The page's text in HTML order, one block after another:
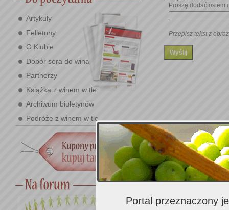
Artykuły
Felietony
O Klubie
Dobór sera do wina
Partnerzy
Książka z winem w tle
Archiwum biuletynów
Podróże z winem w tle
Proszę dodać osiem
Przepisz tekst z
Portal przeznaczony